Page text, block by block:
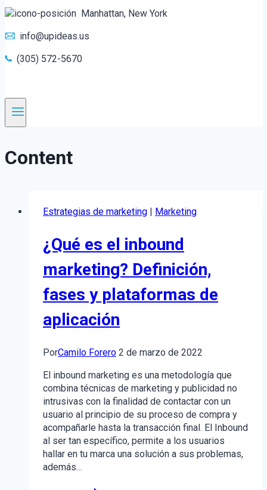
Manhattan, New York
info@upideas.us
(305) 572-5670
Content
Estrategias de marketing | Marketing
¿Qué es el inbound
marketing? Definición,
fases y plataformas de
aplicación
PorCamilo Forero 2 de marzo de 2022
El inbound marketing es una metodología que
combina técnicas de marketing y publicidad no
intrusivas con la finalidad de contactar con un
usuario al principio de su proceso de compra y
acompañarle hasta la transacción final. El Inbound
al ser tan específico, permite a los usuarios
hallar en tu marca una solución a sus problemas,
además…